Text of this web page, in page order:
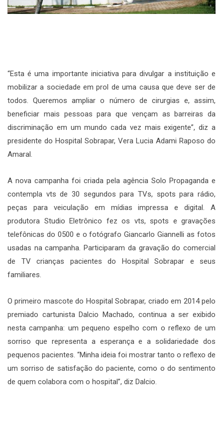
“Esta é uma importante iniciativa para divulgar a instituição e
mobilizar a sociedade em prol de uma causa que deve ser de
todos. Queremos ampliar o número de cirurgias e, assim,
beneficiar mais pessoas para que vençam as barreiras da
discriminação em um mundo cada vez mais exigente”, diz a
presidente do Hospital Sobrapar, Vera Lucia Adami Raposo do
Amaral.
A nova campanha foi criada pela agência Solo Propaganda e
contempla vts de 30 segundos para TVs, spots para rádio,
peças para veiculação em mídias impressa e digital. A
produtora Studio Eletrônico fez os vts, spots e gravações
telefônicas do 0500 e o fotógrafo Giancarlo Giannelli as fotos
usadas na campanha. Participaram da gravação do comercial
de TV crianças pacientes do Hospital Sobrapar e seus
familiares.
O primeiro mascote do Hospital Sobrapar, criado em 2014 pelo
premiado cartunista Dalcio Machado, continua a ser exibido
nesta campanha: um pequeno espelho com o reflexo de um
sorriso que representa a esperança e a solidariedade dos
pequenos pacientes. “Minha ideia foi mostrar tanto o reflexo de
um sorriso de satisfação do paciente, como o do sentimento
de quem colabora com o hospital”, diz Dalcio.